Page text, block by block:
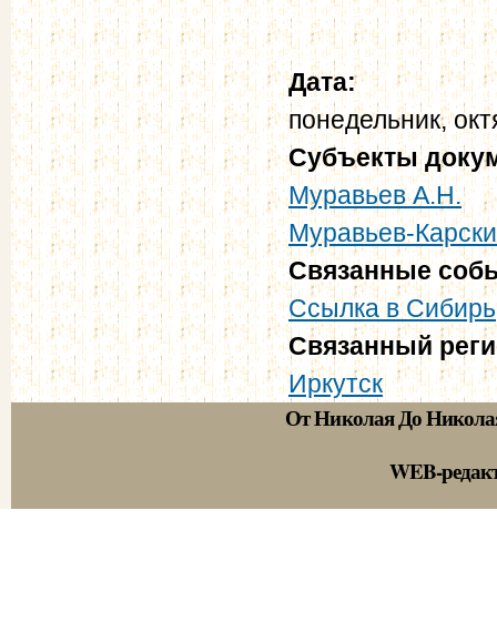
Дата:
понедельник,
Субъекты
Муравьев А.Н.
Муравьев-
Связанные
Ссылка в Сибирь
Связанный
Иркутск
От Николая До
WEB-